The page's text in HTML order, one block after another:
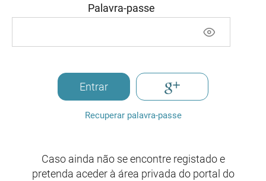
Palavra-passe
Entrar
Recuperar palavra-passe
Caso ainda não se encontre registado e
pretenda aceder à área privada do portal do